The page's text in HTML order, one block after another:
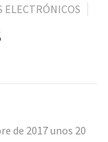
ELECTRÓNICOS
de 2017 unos 20